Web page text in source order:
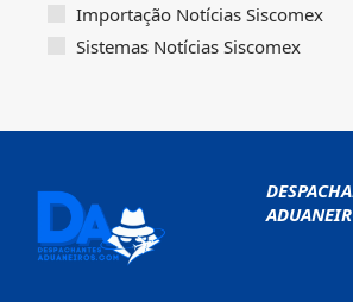
Importação Notícias Siscomex
Sistemas Notícias Siscomex